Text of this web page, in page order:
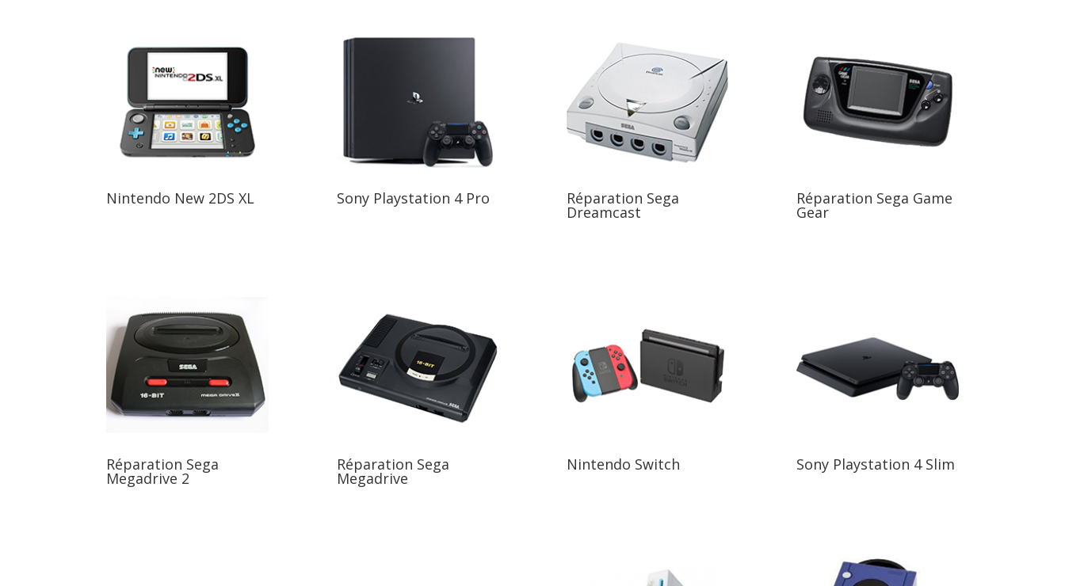
Nintendo New 2DS XL Sony Playstation 4 Pro Réparation Sega
Dreamcast
Réparation Sega Game
Gear
Réparation Sega
Megadrive 2
Réparation Sega
Megadrive
Nintendo Switch Sony Playstation 4 Slim